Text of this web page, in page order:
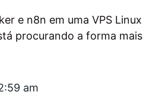
e n8n em uma VPS Linux
procurando a forma mais
am